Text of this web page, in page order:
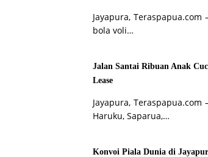
Jayapura,
bola voli…
Jalan Santai Ribuan Anak
Lease
Jayapura,
Haruku, Saparua,…
Konvoi Piala Dunia di